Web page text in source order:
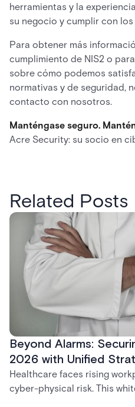
herramientas y la
su negocio y cumplir con
Para obtener más
cumplimiento de NIS2 o
sobre cómo podemos
normativas y de seguridad,
contacto con nosotros.
Manténgase seguro.
Acre Security: su socio en
Related Posts
Beyond Alarms:
2026 with Unified
Healthcare faces rising
cyber-physical risk. This